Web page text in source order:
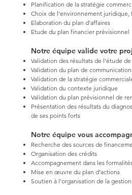
Planification de la stratégie
Choix de l'environnement juridique,
Elaboration du plan d'affaires
Etude du plan financier prévisionnel
Notre équipe valide votre
Validation des résultats de l'étude de
Validation du plan de communication
Validation de la stratégie
Validation du contexte juridique
Validation du plan prévisionnel de
Présentation des résultats du
de ses points forts
Notre équipe vous
Recherche des sources de
Organisation des crédits
Accompagnement dans les
Mise en œuvre du plan d’actions
Soutien à l’organisation de la